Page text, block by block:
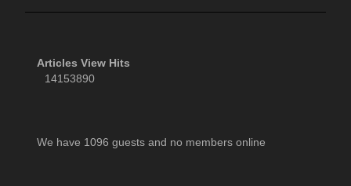
Articles View Hits
14153890
We have 1096 guests and no members online